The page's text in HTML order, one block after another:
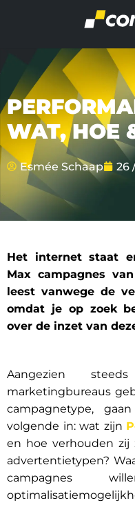
WAT, HOE
Esmée Schaap 26
Het internet staat
Max campagnes
leest vanwege de
omdat je op zoek
over de inzet van
Aangezien
marketingbureaus
campagnetype,
volgende in: wat zijn
en hoe verhouden zij
advertentietypen?
campagnes